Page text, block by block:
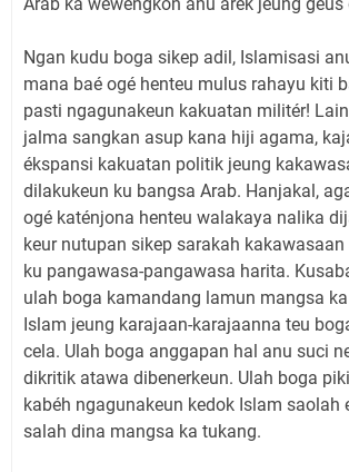
Ngan kudu boga sikep adil, Islamisasi
mana baé ogé henteu mulus rahayu kiti
pasti ngagunakeun kakuatan militér!
jalma sangkan asup kana hiji agama,
ékspansi kakuatan politik jeung
dilakukeun ku bangsa Arab. Hanjakal,
ogé katénjona henteu walakaya nalika
keur nutupan sikep sarakah
ku pangawasa-pangawasa harita.
ulah boga kamandang lamun mangsa
Islam jeung karajaan-karajaanna teu
cela. Ulah boga anggapan hal anu suci
dikritik atawa dibenerkeun. Ulah boga
kabéh ngagunakeun kedok Islam saolah
salah dina mangsa ka tukang.